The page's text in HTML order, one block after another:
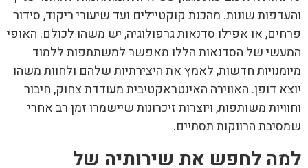
והעדפות שונות. מהכנת קוקטיילים ועד שיעורי ריקוד, סידור
פרחים, או אפילו סדנאות גרפולוגיה, יש משהו לכולם. האופי
המעשי של הסדנאות הללו מאפשר למשתתפות ללמוד
מיומנויות חדשות, לאמץ את היצירתיות שלהם ולחוות משהו
יוצא דופן. האווירה האינטראקטיבית מעודדת צחוק, חיבור
וחוויות משותפות, ויוצרות זיכרונות שיישמרו זמן רב אחרי
שמסיבת הרווקות תסתיים.
למה לחפש את שירותיה של